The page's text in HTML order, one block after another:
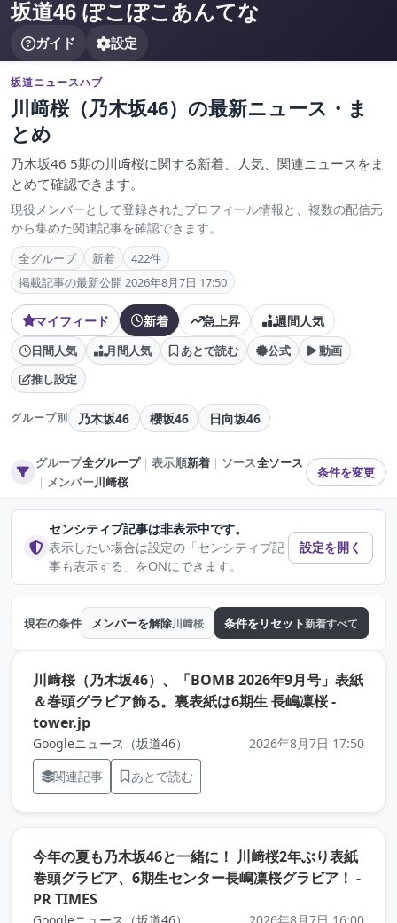
坂道46 ぽこぽこあんてな
ガイド 設定
坂道ニュースハブ
川﨑桜（乃木坂46）の最新ニュース・ま
とめ
乃木坂46 5期の川﨑桜に関する新着、人気、関連ニュースをま
とめて確認できます。
現役メンバーとして登録されたプロフィール情報と、複数の配信元
から集めた関連記事を確認できます。
全グループ 新着
422件
掲載記事の最新公開 2026年8月7日 17:50
マイフィード 新着 急上昇 週間人気
日間人気 月間人気 あとで読む 公式
動画
推し設定
グループ別 乃木坂46 櫻坂46 日向坂46
グループ全グループ｜表示順新着｜ ソース全ソース
｜ メンバー川﨑桜
条件を変更
センシティブ記事は非表示中です。
表示したい場合は設定の「センシティブ記
事も表示する」をONにできます。
設定を開く
現在の条件 メンバーを解除川﨑桜 条件をリセット新着すべて
川﨑桜（乃木坂46）、「BOMB 2026年9月号」表紙
＆巻頭グラビア飾る。裏表紙は6期生 長嶋凛桜 -
tower.jp（元記事を新しいタブで開きます）
Googleニュース（坂道46）
2026年8月7日 17:50
関連記事
あとで読む
今年の夏も乃木坂46と一緒に！ 川﨑桜2年ぶり表紙
巻頭グラビア、6期生センター長嶋凛桜グラビア！ -
PR TIMES（元記事を新しいタブで開きます）